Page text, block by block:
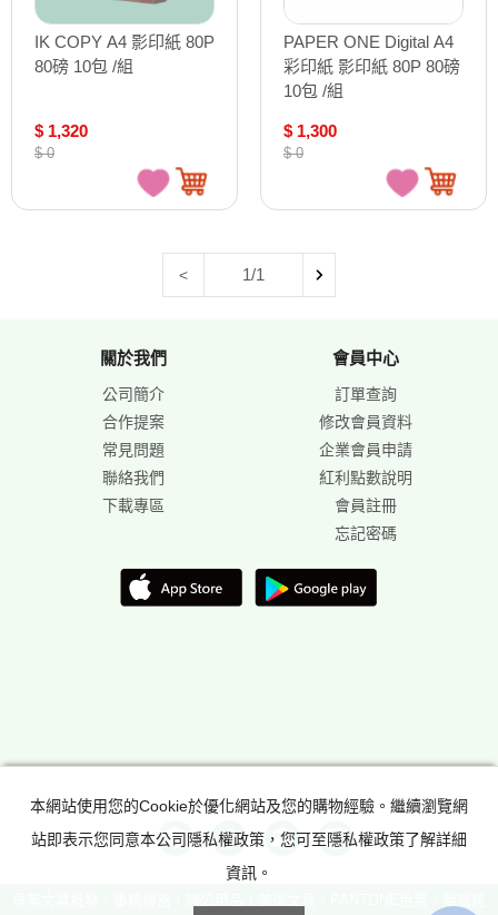
IK COPY A4 影印紙 80P
80磅 10包 /組
$ 1,320
$ 0
PAPER ONE Digital A4
彩印紙 影印紙 80P 80磅
10包 /組
$ 1,300
$ 0
< 1/1
關於我們
公司簡介
合作提案
常見問題
聯絡我們
下載專區
會員中心
訂單查詢
修改會員資料
企業會員申請
紅利點數說明
會員註冊
忘記密碼
本網站使用您的Cookie於優化網站及您的購物經驗。繼續瀏覽網
站即表示您同意本公司隱私權政策，您可至隱私權政策了解詳細
資訊。